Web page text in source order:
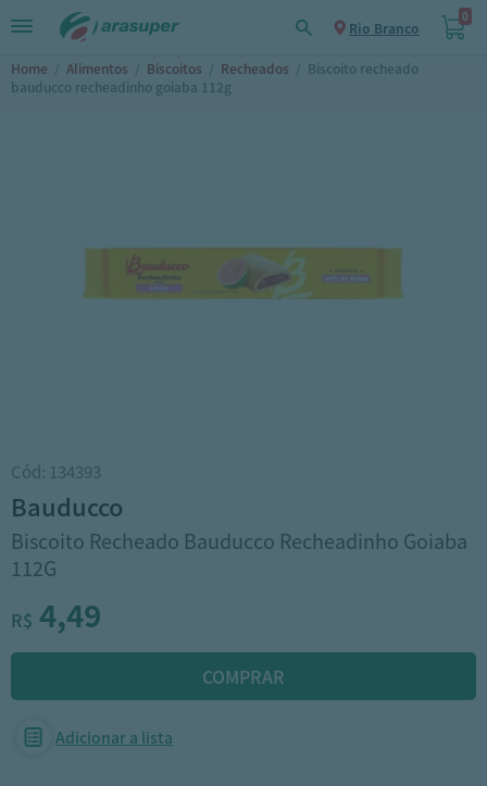
Rio Branco
0
Home / Alimentos / Biscoitos / Recheados / Biscoito recheado
bauducco recheadinho goiaba 112g
Cód: 134393
bauducco
Biscoito Recheado Bauducco Recheadinho Goiaba
112G
R$ 4,49
Adicionar a lista